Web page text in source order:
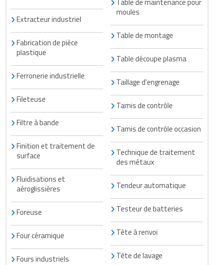
Extracteur industriel
Fabrication de pièce
plastique
Ferronerie industrielle
Fileteuse
Filtre à bande
Finition et traitement de
surface
Fluidisations et
aéroglissières
Foreuse
Four céramique
Fours industriels
moules
Table de montage
Table découpe plasma
Taillage d'engrenage
Tamis de contrôle
Tamis de contrôle occasion
Technique de traitement
des métaux
Tendeur automatique
Testeur de batteries
Tête à renvoi
Tête de lavage